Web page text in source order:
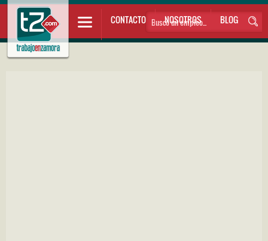
CONTACTO NOSOTROS BLOG